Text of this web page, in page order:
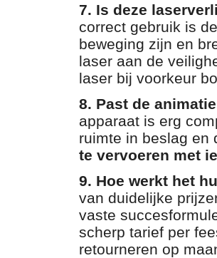
7. Is deze
correct gebruik is
beweging zijn en
laser aan de
laser bij voorkeur
8. Past de
apparaat is erg
ruimte in beslag en
te vervoeren met
9. Hoe werkt het
van duidelijke
vaste
scherp tarief per
retourneren op